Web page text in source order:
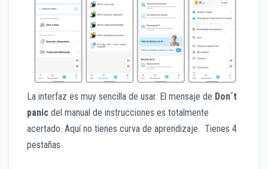
La interfaz es muy sencilla de usar. El mensaje de Don´t
panic del manual de instrucciones es totalmente
acertado. Aquí no tienes curva de aprendizaje. Tienes 4
pestañas